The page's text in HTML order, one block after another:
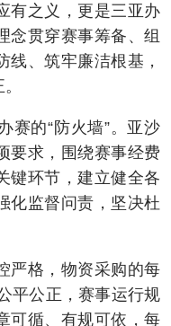
之义，更是三亚办
念贯穿赛事筹备、组
线、筑牢廉洁根基，
的“防火墙”。亚沙
要求，围绕赛事经费
键环节，建立健全各
化监督问责，坚决杜
格，物资采购的每
平公正，赛事运行规
可循、有规可依，每